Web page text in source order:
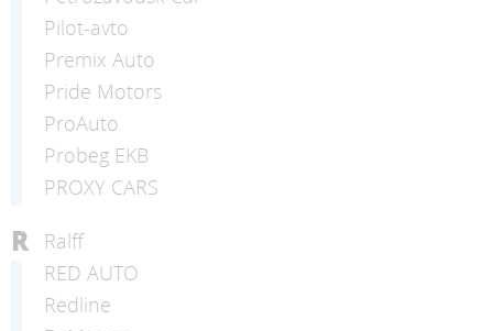
Pilot-avto
Premix Auto
Pride Motors
ProAuto
Probeg EKB
PROXY CARS
R
Ralff
RED AUTO
Redline